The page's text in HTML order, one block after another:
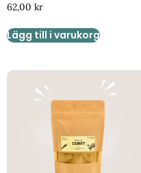
62,00 kr
Lägg till i varukorg